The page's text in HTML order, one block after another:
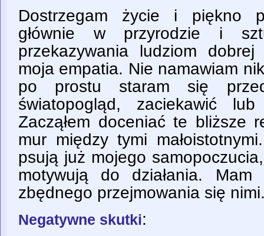
Dostrzegam życie i piękno
głównie w przyrodzie i
przekazywania ludziom dobrej
moja empatia. Nie namawiam
po prostu staram się
światopogląd, zaciekawić
Zacząłem doceniać te bliższe
mur między tymi
psują już mojego
motywują do działania.
zbędnego przejmowania się
Negatywne skutki: